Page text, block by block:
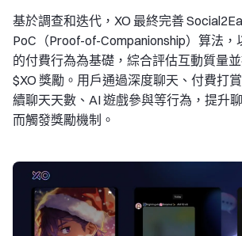
基於調查和迭代，XO 最終完善
PoC（Proof-of-Companionship）算法
的付費行為為基礎，綜合評估互動質量
$XO 獎勵。用戶通過深度聊天、付費打
續聊天天數、AI 遊戲參與等行為，提升
而觸發獎勵機制。